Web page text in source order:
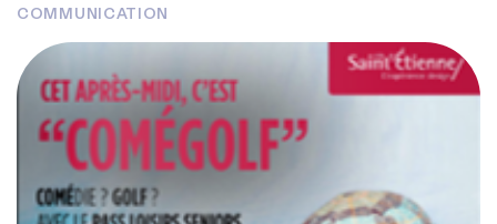
COMMUNICATION